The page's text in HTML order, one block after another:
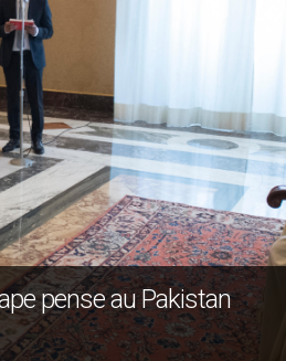
pense au Pakistan